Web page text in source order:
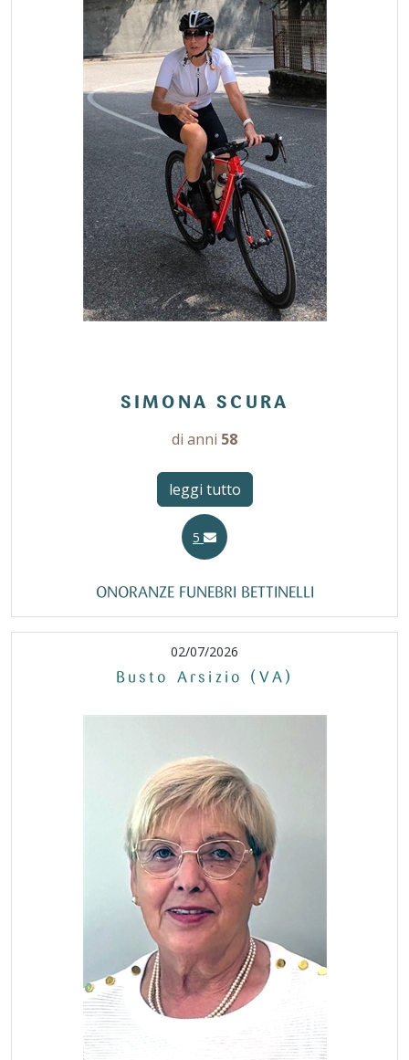
SIMONA SCURA
di anni 58
leggi tutto
5
ONORANZE FUNEBRI BETTINELLI
02/07/2026
Busto Arsizio (VA)